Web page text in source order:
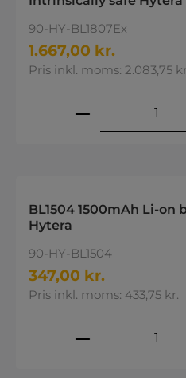
90-HY-BL1807Ex
1.667,00 kr.
Pris inkl. moms: 2.083,75
BL1504 1500mAh Li-on
Hytera
90-HY-BL1504
347,00 kr.
Pris inkl. moms: 433,75 kr.